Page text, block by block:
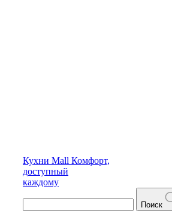
Кухни Mall Комфорт,
доступный
каждому
Поиск